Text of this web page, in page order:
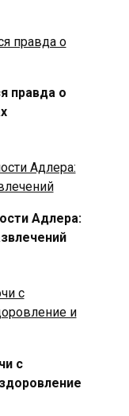
правда о
Адлера:
с